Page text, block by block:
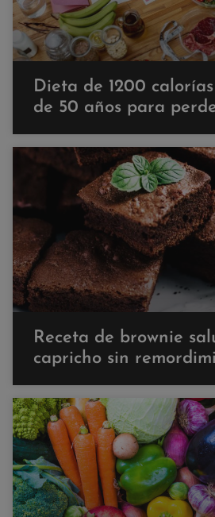
Dieta de 1200
de 50 años para
Receta de brownie
capricho sin